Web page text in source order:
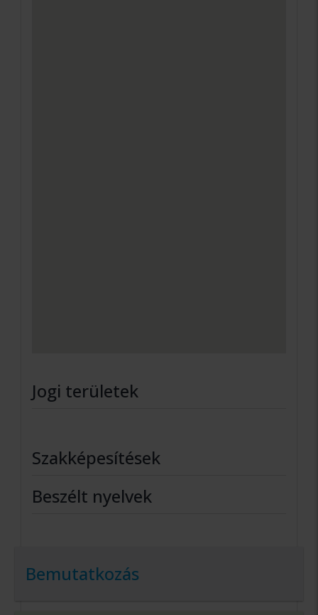
Jogi területek
Szakképesítések
Beszélt nyelvek
Bemutatkozás